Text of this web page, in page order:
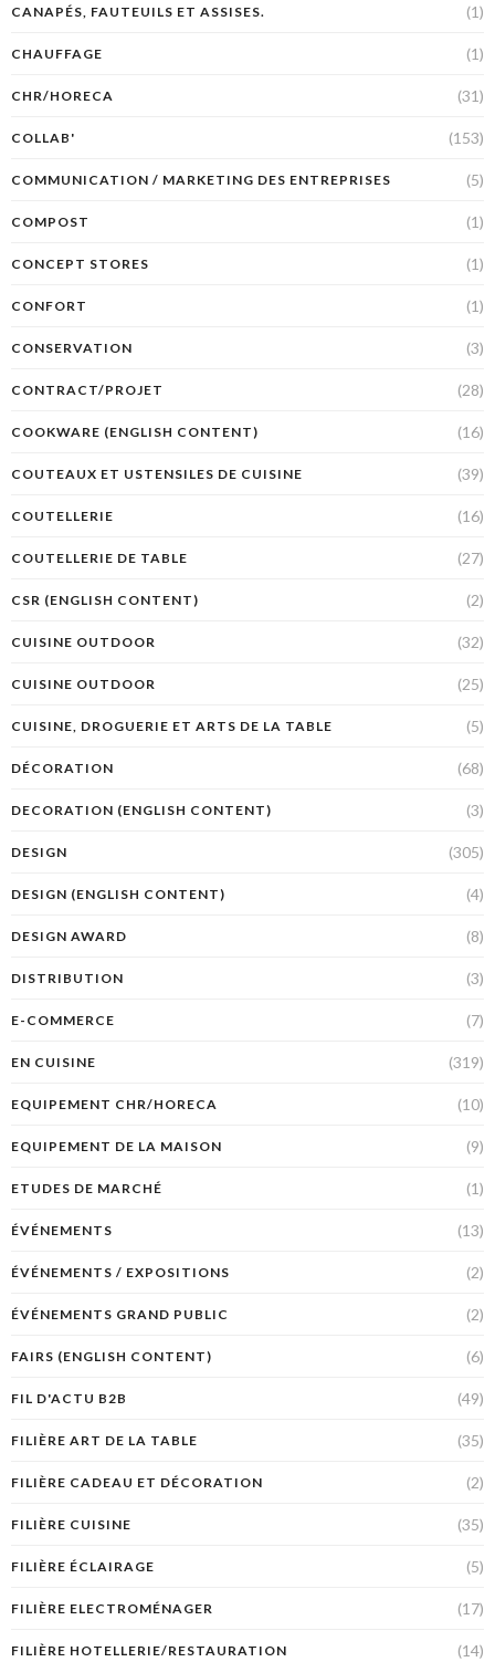
CANAPÉS, FAUTEUILS ET ASSISES. (1)
CHAUFFAGE (1)
CHR/HORECA (31)
COLLAB' (153)
COMMUNICATION / MARKETING DES ENTREPRISES (5)
COMPOST (1)
CONCEPT STORES (1)
CONFORT (1)
CONSERVATION (3)
CONTRACT/PROJET (28)
COOKWARE (ENGLISH CONTENT) (16)
COUTEAUX ET USTENSILES DE CUISINE (39)
COUTELLERIE (16)
COUTELLERIE DE TABLE (27)
CSR (ENGLISH CONTENT) (2)
CUISINE OUTDOOR (32)
CUISINE OUTDOOR (25)
CUISINE, DROGUERIE ET ARTS DE LA TABLE (5)
DÉCORATION (68)
DECORATION (ENGLISH CONTENT) (3)
DESIGN (305)
DESIGN (ENGLISH CONTENT) (4)
DESIGN AWARD (8)
DISTRIBUTION (3)
E-COMMERCE (7)
EN CUISINE (319)
EQUIPEMENT CHR/HORECA (10)
EQUIPEMENT DE LA MAISON (9)
ETUDES DE MARCHÉ (1)
ÉVÉNEMENTS (13)
ÉVÉNEMENTS / EXPOSITIONS (2)
ÉVÉNEMENTS GRAND PUBLIC (2)
FAIRS (ENGLISH CONTENT) (6)
FIL D'ACTU B2B (49)
FILIÈRE ART DE LA TABLE (35)
FILIÈRE CADEAU ET DÉCORATION (2)
FILIÈRE CUISINE (35)
FILIÈRE ÉCLAIRAGE (5)
FILIÈRE ELECTROMÉNAGER (17)
FILIÈRE HOTELLERIE/RESTAURATION (14)